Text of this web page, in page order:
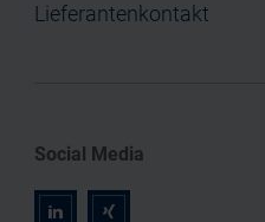
Lieferantenkontakt
Social Media
r z